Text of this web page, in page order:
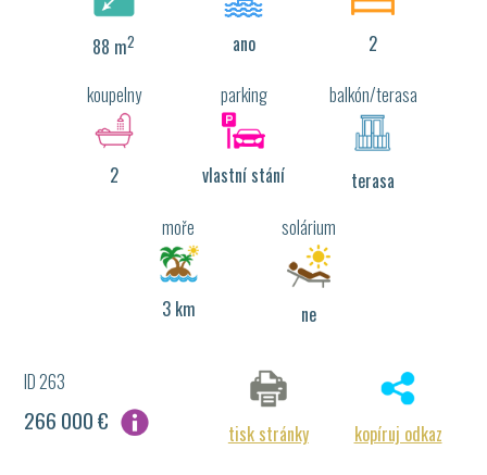
88 m2 ano
2
koupelny
2
parking
vlastní stání
balkón/terasa
terasa
moře
3 km
solárium
ne
ID 263
266 000 € kopíruj odkaz
tisk stránky